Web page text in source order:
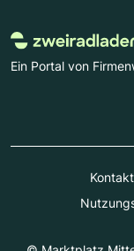
Ein Portal von
Kontakt